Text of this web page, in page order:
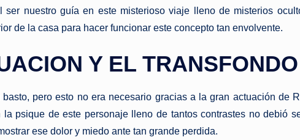
ser nuestro guía en este misterioso viaje lleno de misterios
de la casa para hacer funcionar este concepto tan envolvente.
Y EL
pero esto no era necesario gracias a la gran actuación de
psique de este personaje lleno de tantos contrastes no debió
ese dolor y miedo ante tan grande perdida.